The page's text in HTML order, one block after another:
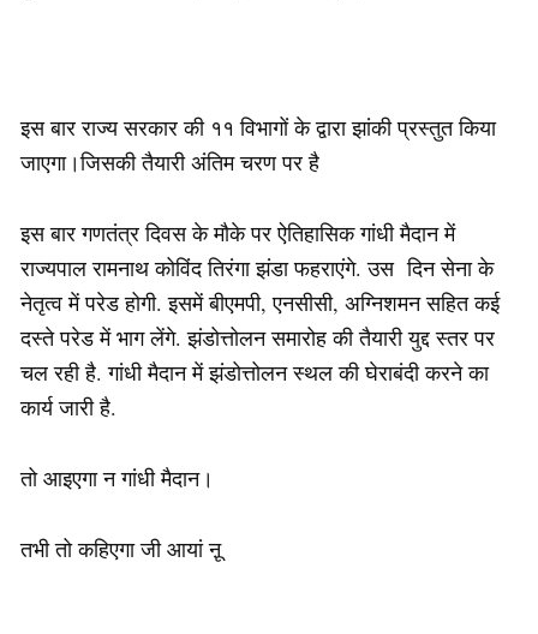
इस बार राज्य सरकार की ११ विभागों के द्वारा झांकी प्रस्तुत किया
जाएगा।जिसकी तैयारी अंतिम चरण पर है
इस बार गणतंत्र दिवस के मौके पर ऐतिहासिक गांधी मैदान में
राज्यपाल रामनाथ कोविंद तिरंगा झंडा फहराएंगे. उस दिन सेना के
नेतृत्व में परेड होगी. इसमें बीएमपी, एनसीसी, अग्निशमन सहित कई
दस्ते परेड में भाग लेंगे. झंडोत्तोलन समारोह की तैयारी युद्द स्तर पर
चल रही है. गांधी मैदान में झंडोत्तोलन स्थल की घेराबंदी करने का
कार्य जारी है.
तो आइएगा न गांधी मैदान।
तभी तो कहिएगा जी आयां ऩू